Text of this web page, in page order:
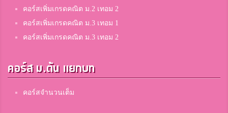
คอร์สเพิ่มเกรดคณิต ม.2 เทอม 2
คอร์สเพิ่มเกรดคณิต ม.3 เทอม 1
คอร์สเพิ่มเกรดคณิต ม.3 เทอม 2
คอร์ส ม.ต้น แยกบท
คอร์สจำนวนเต็ม